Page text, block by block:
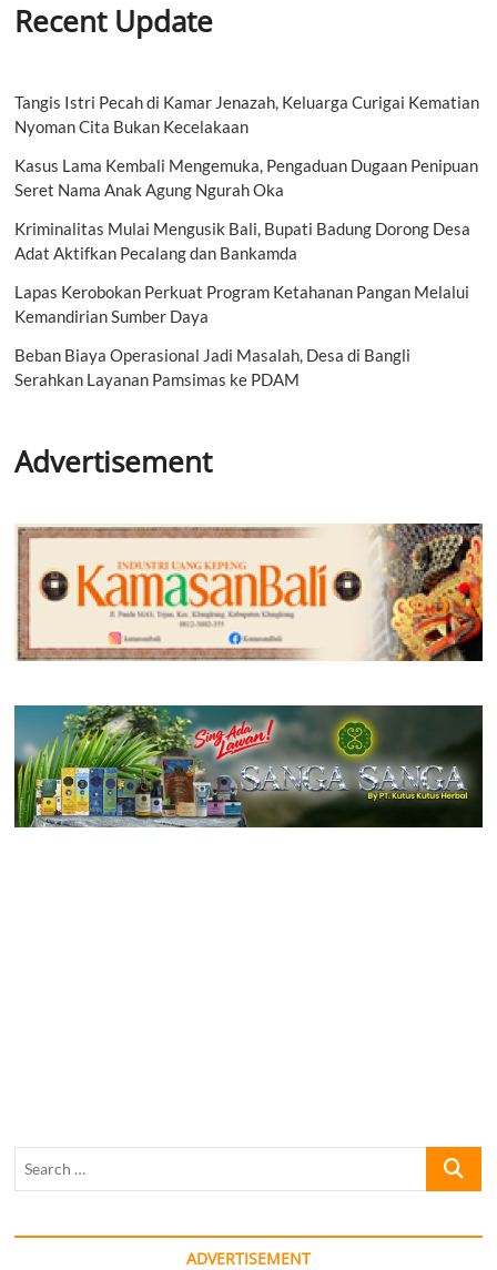
Recent Update
Tangis Istri Pecah di Kamar Jenazah, Keluarga Curigai Kematian
Nyoman Cita Bukan Kecelakaan
Kasus Lama Kembali Mengemuka, Pengaduan Dugaan Penipuan
Seret Nama Anak Agung Ngurah Oka
Kriminalitas Mulai Mengusik Bali, Bupati Badung Dorong Desa
Adat Aktifkan Pecalang dan Bankamda
Lapas Kerobokan Perkuat Program Ketahanan Pangan Melalui
Kemandirian Sumber Daya
Beban Biaya Operasional Jadi Masalah, Desa di Bangli
Serahkan Layanan Pamsimas ke PDAM
Advertisement
Search
ADVERTISEMENT